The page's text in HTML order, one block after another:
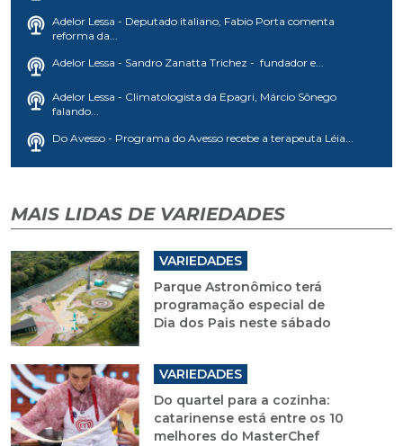
Adelor Lessa - Deputado italiano, Fabio Porta comenta
reforma da...
Adelor Lessa - Sandro Zanatta Trichez - fundador e...
Adelor Lessa - Climatologista da Epagri, Márcio Sônego
falando...
Do Avesso - Programa do Avesso recebe a terapeuta Léia...
MAIS LIDAS DE VARIEDADES
VARIEDADES
Parque Astronômico terá
programação especial de
Dia dos Pais neste sábado
VARIEDADES
Do quartel para a cozinha:
catarinense está entre os 10
melhores do MasterChef